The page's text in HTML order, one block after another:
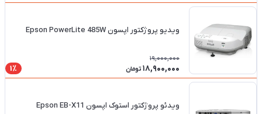
ویدیو پروژکتور اپسون Epson PowerLite 485W
19,000,000
18,900,000 تومان 1٪
ویدئو پروژکتور استوک اپسون Epson EB-X11